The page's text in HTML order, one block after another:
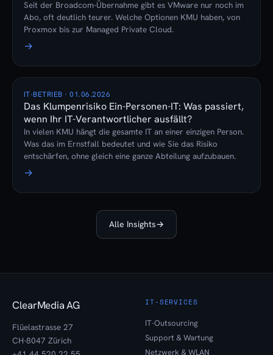
Seit der Broadcom-Übernahme gibt es VMware nur noch im
Abo, oft deutlich teurer. Welche Optionen KMU haben, von
Proxmox bis zur Managed Private Cloud.
→
IT-BETRIEB · 01.06.2026
Das Klumpenrisiko Ein-Personen-IT: Was passiert,
wenn Ihr IT-Verantwortlicher ausfällt?
In vielen KMU hängt die gesamte IT an einer einzigen Person.
Was das im Ernstfall bedeutet und wie Sie das Risiko
entschärfen, ohne gleich eine ganze Abteilung aufzubauen.
→
Alle Insights→
ClearMedia AG
Flüelastrasse 27
CH-8047 Zürich
IT-SERVICES
IT-Outsourcing
Support & Wartung
Netzwerk & WLAN